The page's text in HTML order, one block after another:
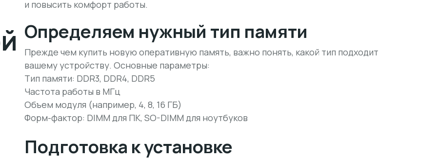
и повысить комфорт работы.
Определяем нужный тип памяти
Прежде чем купить новую оперативную память, важно понять, какой тип подходит
вашему устройству. Основные параметры:
Тип памяти: DDR3, DDR4, DDR5
Частота работы в МГц
Объем модуля (например, 4, 8, 16 ГБ)
Форм-фактор: DIMM для ПК, SO-DIMM для ноутбуков
Подготовка к установке